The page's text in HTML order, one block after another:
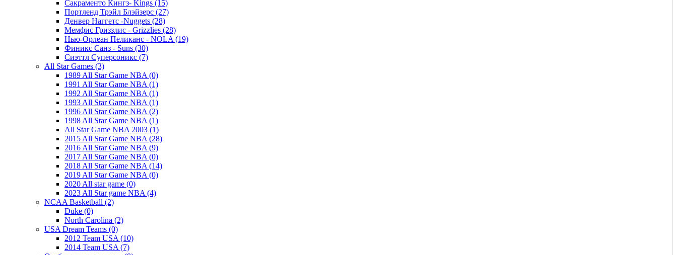
Сакраменто Кингз- Kings (15)
Портленд Трэйл Блэйзерс (27)
Денвер Наггетс -Nuggets (28)
Мемфис Гриззлис - Grizzlies (28)
Нью-Орлеан Пеликанс - NOLA (19)
Финикс Санз - Suns (30)
Сиэттл Суперсоникс (7)
All Star Games (3)
1989 All Star Game NBA (0)
1991 All Star Game NBA (1)
1992 All Star Game NBA (1)
1993 All Star Game NBA (1)
1996 All Star Game NBA (2)
1998 All Star Game NBA (1)
All Star Game NBA 2003 (1)
2015 All Star Game NBA (28)
2016 All Star Game NBA (9)
2017 All Star Game NBA (0)
2018 All Star Game NBA (14)
2019 All Star Game NBA (0)
2020 All star game (0)
2023 All Star game NBA (4)
NCAA Basketball (2)
Duke (0)
North Carolina (2)
USA Dream Teams (0)
2012 Team USA (10)
2014 Team USA (7)